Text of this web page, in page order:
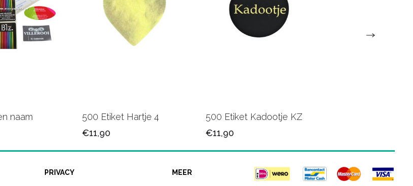
naam
500 Etiket Hartje 4
€11,90
500 Etiket Kadootje KZ
€11,90
PRIVACY MEER